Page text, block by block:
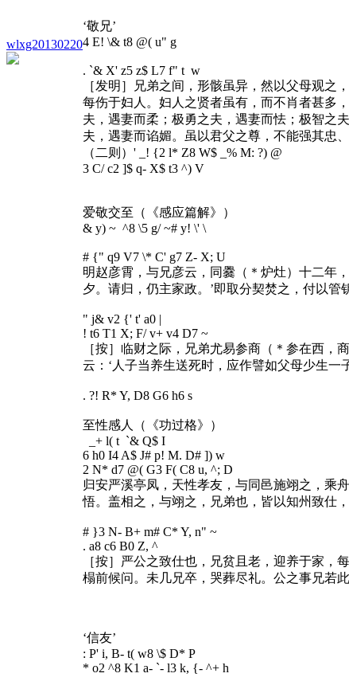
wlxg20130220
‘敬兄’
4 E! \& t8 @( u" g
. `& X' z5 z$ L7 f" t w
［发明］兄弟之间，形骸虽异，然以父母观之
每伤于妇人。妇人之贤者虽有，而不肖者甚多
夫，遇妻而柔；极勇之夫，遇妻而怯；极智之
夫，遇妻而谄媚。虽以君父之尊，不能强其忠
（二则） ' _! {2 l* Z8 W$ _% M: ?) @
3 C/ c2 ]$ q- X$ t3 ^) V
爱敬交至（《感应篇解》）
& y) ~ ^8 \5 g/ ~# y! \' \
# {" q9 V7 \* C' g7 Z- X; U
明赵彦霄，与兄彦云，同爨（＊炉灶）十二年
夕。请归，仍主家政。’即取分契焚之，付以
" j& v2 {' t' a0 |
! t6 T1 X; F/ v+ v4 D7 ~
［按］临财之际，兄弟尤易参商（＊参在西，
云：‘人子当养生送死时，应作譬如父母少生一
. ?! R* Y, D8 G6 h6 s
至性感人（《功过格》）
_+ l( t `& Q$ I
6 h0 I4 A$ J# p! M. D# ]) w
2 N* d7 @( G3 F( C8 u, ^; D
归安严溪亭凤，天性孝友，与同邑施翊之，乘
悟。盖相之，与翊之，兄弟也，皆以知州致仕
# }3 N- B+ m# C* Y, n" ~
. a8 c6 B0 Z, ^
［按］严公之致仕也，兄贫且老，迎养于家
榻前候问。未几兄卒，哭葬尽礼。公之事兄若
‘信友’
: P' i, B- t( w8 \$ D* P
* o2 ^8 K1 a- `- l3 k, {- ^+ h